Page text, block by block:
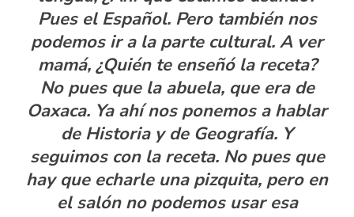
Pues el Español. Pero también nos
podemos ir a la parte cultural. A ver
mamá, ¿Quién te enseñó la receta?
No pues que la abuela, que era de
Oaxaca. Ya ahí nos ponemos a hablar
de Historia y de Geografía. Y
seguimos con la receta. No pues que
hay que echarle una pizquita, pero en
el salón no podemos usar esa